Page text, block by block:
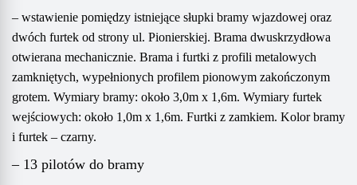
– wstawienie pomiędzy istniejące słupki bramy wjazdowej oraz
dwóch furtek od strony ul. Pionierskiej. Brama dwuskrzydłowa
otwierana mechanicznie. Brama i furtki z profili metalowych
zamkniętych, wypełnionych profilem pionowym zakończonym
grotem. Wymiary bramy: około 3,0m x 1,6m. Wymiary furtek
wejściowych: około 1,0m x 1,6m. Furtki z zamkiem. Kolor bramy
i furtek – czarny.
– 13 pilotów do bramy